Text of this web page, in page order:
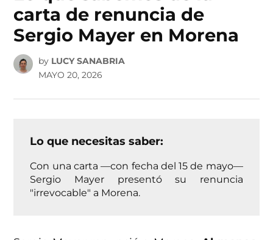
carta de renuncia de
Sergio Mayer en Morena
by LUCY SANABRIA
MAYO 20, 2026
Lo que necesitas saber:
Con una carta —con fecha del 15 de mayo—
Sergio Mayer presentó su renuncia
"irrevocable" a Morena.